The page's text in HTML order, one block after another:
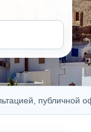
публичной офертой